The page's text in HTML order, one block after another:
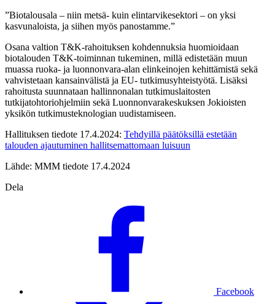
”Biotalousala – niin metsä- kuin elintarvikesektori – on yksi
kasvunaloista, ja siihen myös panostamme.”
Osana valtion T&K-rahoituksen kohdennuksia huomioidaan
biotalouden T&K-toiminnan tukeminen, millä edistetään muun
muassa ruoka- ja luonnonvara-alan elinkeinojen kehittämistä sekä
vahvistetaan kansainvälistä ja EU- tutkimusyhteistyötä. Lisäksi
rahoitusta suunnataan hallinnonalan tutkimuslaitosten
tutkijatohtoriohjelmiin sekä Luonnonvarakeskuksen Jokioisten
yksikön tutkimusteknologian uudistamiseen.
Hallituksen tiedote 17.4.2024: Tehdyillä päätöksillä estetään
talouden ajautuminen hallitsemattomaan luisuun
Lähde: MMM tiedote 17.4.2024
Dela
Facebook